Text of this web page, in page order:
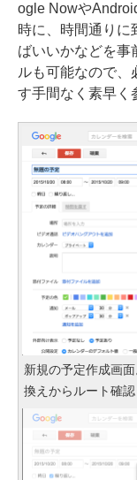
ogle Nowや
時に、時間通りに
ばいいかなどを事
ルも可能なので、
す手間なく素早く
新規の予定作成画
換えからルート確